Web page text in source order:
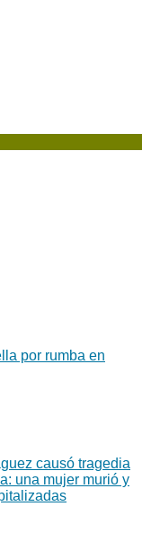
por rumba en
causó tragedia
una mujer murió y